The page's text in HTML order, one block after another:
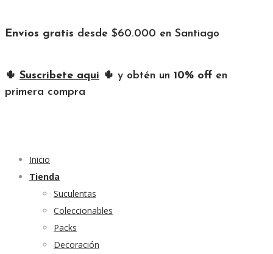
Envíos gratis desde $60.000 en Santiago
🌵 Suscríbete aquí 🌵 y obtén un 10% off en
primera compra
Inicio
Tienda
Suculentas
Coleccionables
Packs
Decoración